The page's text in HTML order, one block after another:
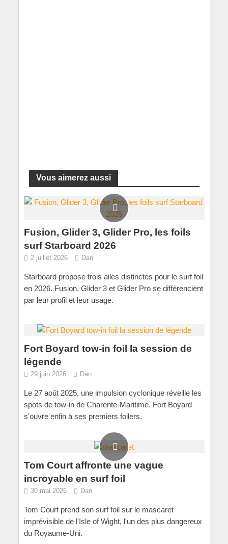
Vous aimerez aussi
Fusion, Glider 3, Glider Pro, les foils
surf Starboard 2026
2 juillet 2026 Dan
Starboard propose trois ailes distinctes pour le surf foil
en 2026. Fusion, Glider 3 et Glider Pro se différencient
par leur profil et leur usage.
Fort Boyard tow-in foil la session de
légende
29 juin 2026 Dan
Le 27 août 2025, une impulsion cyclonique réveille les
spots de tow-in de Charente-Maritime. Fort Boyard
s'ouvre enfin à ses premiers foilers.
Tom Court affronte une vague
incroyable en surf foil
30 mai 2026 Dan
Tom Court prend son surf foil sur le mascaret
imprévisible de l'Isle of Wight, l'un des plus dangereux
du Royaume-Uni.